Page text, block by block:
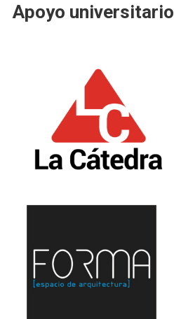
Apoyo universitario